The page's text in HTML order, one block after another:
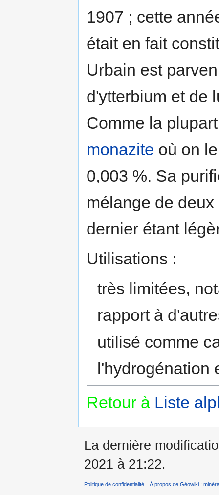
1907 ; cette
était en fait
Urbain est
d'ytterbium et de
Comme la
monazite où on
0,003 %. Sa
mélange de deux
dernier étant
Utilisations :
très limitées,
rapport à
utilisé comme
l'hydrogénation
Retour à Liste
La dernière
2021 à 21:22.
Politique de confidentialité À propos de Géowiki :